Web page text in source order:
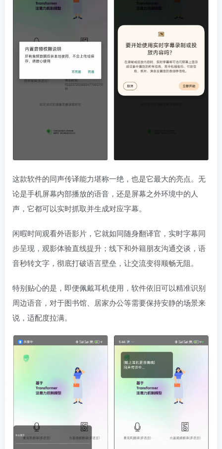
这款软件的同声传译能力堪称一绝，也是它最大的亮点。无
论是手机屏幕内部播放的语音，还是屏幕之外环境中的人
声，它都可以实时抓取并生成对应字幕。
闲暇时间观看外语影片，它就如同随身翻译官，实时字幕同
步呈现，观影体验直线提升；线下和外籍朋友沟通交谈，语
音秒转文字，彻底打破语言壁垒，让交流变得顺畅无阻。
特别贴心的是，即便佩戴耳机使用，软件依旧可以精准识别
周边语音，对于图书馆、居家办公等需要保持安静的场景来
说，适配度拉满。